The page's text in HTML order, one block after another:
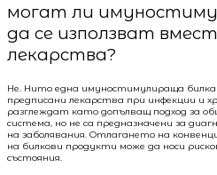
могат ли
да се използват
лекарства?
Не. Нито една имуностимулираща
предписани лекарства при инфекции и
разглеждат като допълващ подход за
система, но не са предназначени за
на заболявания. Отлагането на
на билкови продукти може да носи
състояния.